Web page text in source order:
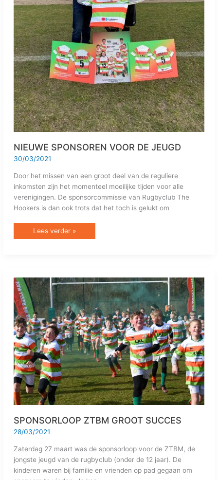
NIEUWE SPONSOREN VOOR DE JEUGD
30/03/2021
Door het missen van een groot deel van de reguliere
inkomsten zijn het momenteel moeilijke tijden voor alle
verenigingen. De sponsorcommissie van Rugbyclub The
Hookers is dan ook trots dat het toch is gelukt om
Lees verder »
SPONSORLOOP ZTBM GROOT SUCCES
28/03/2021
Zaterdag 27 maart was de sponsorloop voor de ZTBM, de
jongste jeugd van de rugbyclub (onder de 12 jaar). De
kinderen waren bij familie en vrienden op pad gegaan om
SPONSORLOOP
ZTBM
GROOT
SUCCES